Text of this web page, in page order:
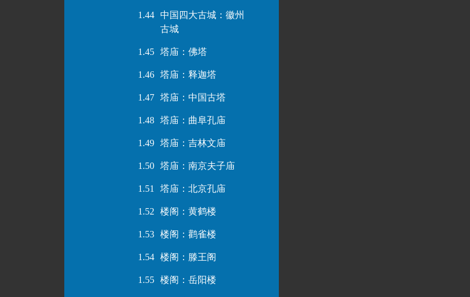
1.44
中国四大古城：徽州
古城
1.45 塔庙：佛塔
1.46 塔庙：释迦塔
1.47 塔庙：中国古塔
1.48 塔庙：曲阜孔庙
1.49 塔庙：吉林文庙
1.50 塔庙：南京夫子庙
1.51 塔庙：北京孔庙
1.52 楼阁：黄鹤楼
1.53 楼阁：鹳雀楼
1.54 楼阁：滕王阁
1.55 楼阁：岳阳楼